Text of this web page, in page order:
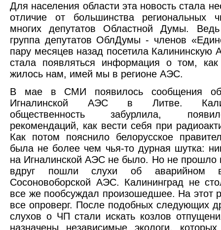
Для населения области эта новость стала
отличие от большинства региональных
многих депутатов Областной Думы.
группа депутатов ОблДумы - членов
пару месяцев назад посетила
стала появляться информация о том,
жилось нам, имей мы в регионе АЭС.
В мае в СМИ появилось сообщения
Игналинской АЭС в Литве.
общественность забурлила,
рекомендаций, как вести себя при
Как потом пояснило белорусское
была не более чем чья-то дурная шутка:
на Игналинской АЭС не было. Но не прошло
вдруг пошли слухи об аварийном
Сосоновоборской АЭС. Калининград не
все же пообсуждал произошедшее. На этот
все опроверг. После подобных следующих
слухов о ЧП стали искать козлов
назначены независимые экологи,